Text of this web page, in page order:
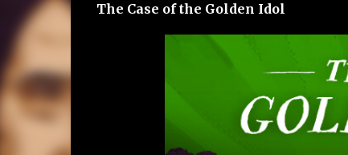
The Case of the Golden Idol